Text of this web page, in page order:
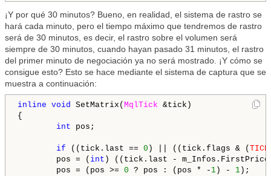
¡Y por qué 30 minutos? Bueno, en realidad, el sistema de rastro se
hará cada minuto, pero el tiempo máximo que tendremos de rastro
será de 30 minutos, es decir, el rastro sobre el volumen será
siempre de 30 minutos, cuando hayan pasado 31 minutos, el rastro
del primer minuto de negociación ya no será mostrado. ¡Y cómo se
consigue esto? Esto se hace mediante el sistema de captura que se
muestra a continuación:
inline void SetMatrix( MqlTick &tick)
{
int pos;
if ((tick.last == 0 ) || ((tick.flags & (
pos = ( int ) ((tick.last -
pos = (pos >= 0 ? pos : (pos * - 1 ) - 1 );